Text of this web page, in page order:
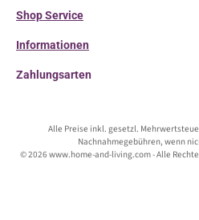
Shop Service
Informationen
Zahlungsarten
Alle Preise inkl. gesetzl.
Nachnahmegebühren, wenn
© 2026 www.home-and-living.com - Alle